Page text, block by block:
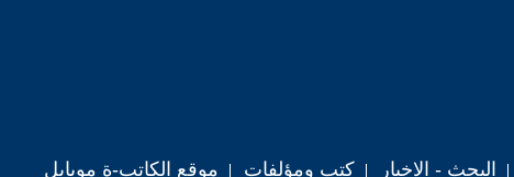
البحث - الاخبار كتب ومؤلفات موقع الكاتب-ة موبايل